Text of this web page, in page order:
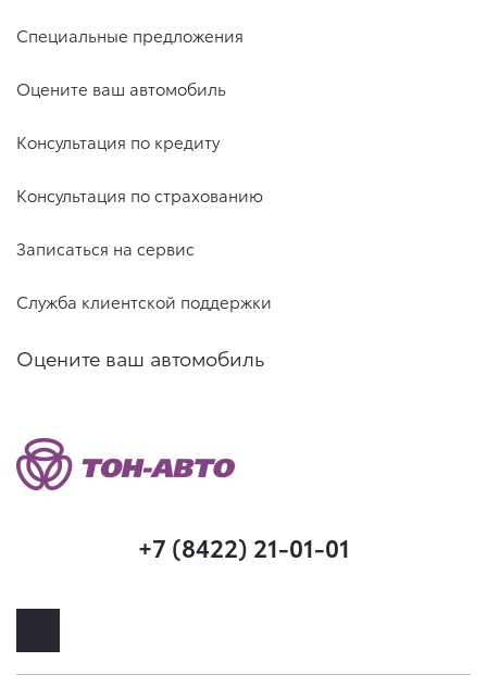
Специальные предложения
Оцените ваш автомобиль
Консультация по кредиту
Консультация по страхованию
Записаться на сервис
Служба клиентской поддержки
Оцените ваш автомобиль
+7 (8422) 21-01-01